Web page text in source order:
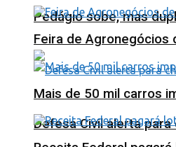
Pedágio sobe, mas
Defesa Civil alerta
Feira de Agronegócios
Mais de 50 mil carros